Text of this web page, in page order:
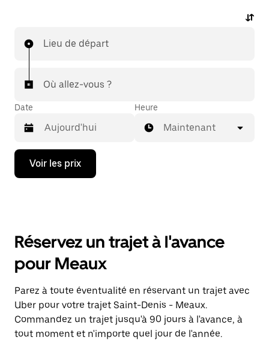
Lieu de départ
Où allez-vous ?
Date
Appuyez
la
ouvrir
calendrier
et
sélectionner
une
date.
Appuyez
sur
la
Heure
Maintenant
Voir les prix
Réservez un trajet à l'avance
pour Meaux
Parez à toute éventualité en réservant un trajet avec
Uber pour votre trajet Saint-Denis - Meaux.
Commandez un trajet jusqu'à 90 jours à l'avance, à
tout moment et n'importe quel jour de l'année.